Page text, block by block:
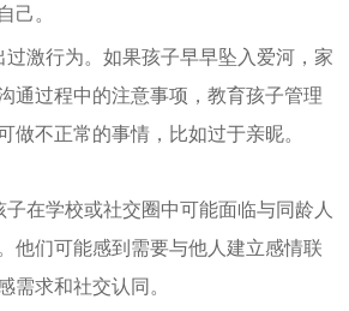
己。
过激行为。如果孩子早早坠入爱河，家
通过程中的注意事项，教育孩子管理
做不正常的事情，比如过于亲昵。
子在学校或社交圈中可能面临与同龄人
他们可能感到需要与他人建立感情联
需求和社交认同。